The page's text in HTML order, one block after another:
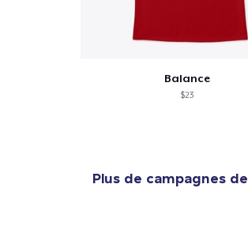
Balance
$23
Plus de campagnes de